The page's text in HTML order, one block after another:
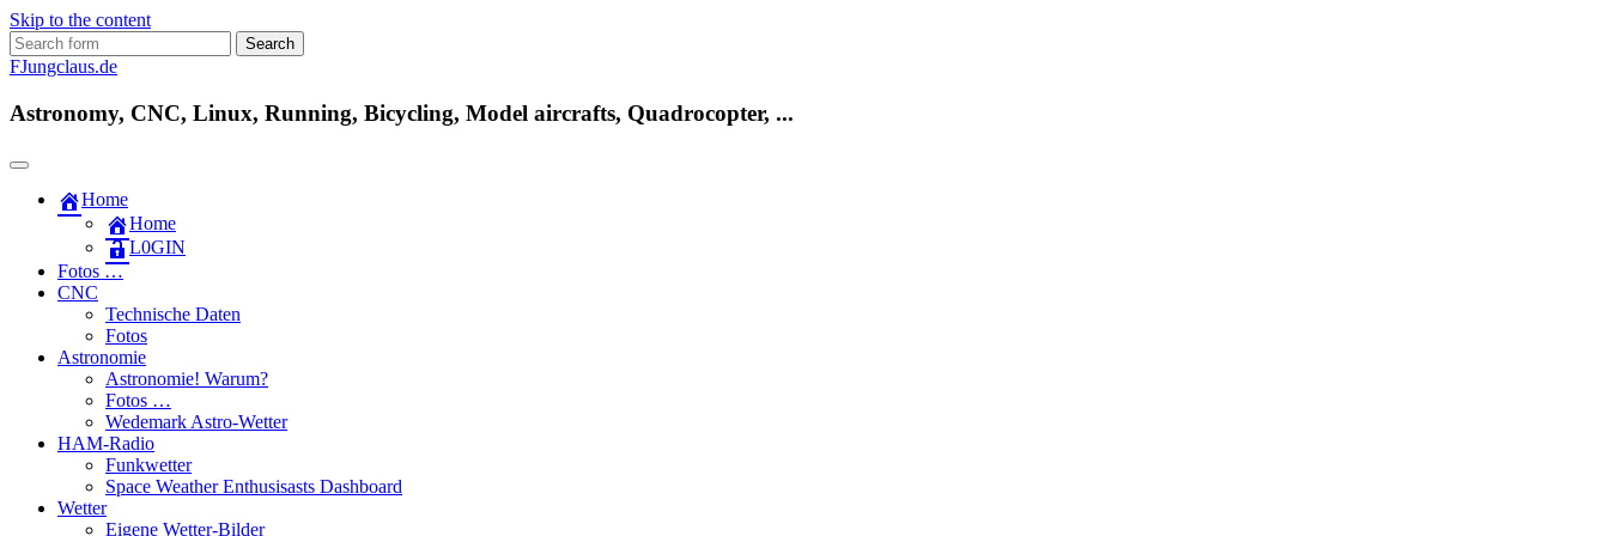
Skip to the content
Search
for:
FJungclaus.de
Astronomy, CNC, Linux, Running, Bicycling, Model aircrafts, Quadrocopter, ...
Home
Home
L​0​​GIN
Fotos …
CNC
Technische Daten
Fotos
Astronomie
Astronomie! Warum?
Fotos …
Wedemark Astro-Wetter
HAM-Radio
Funkwetter
Space Weather Enthusisasts Dashboard
Wetter
Eigene Wetter-Bilder